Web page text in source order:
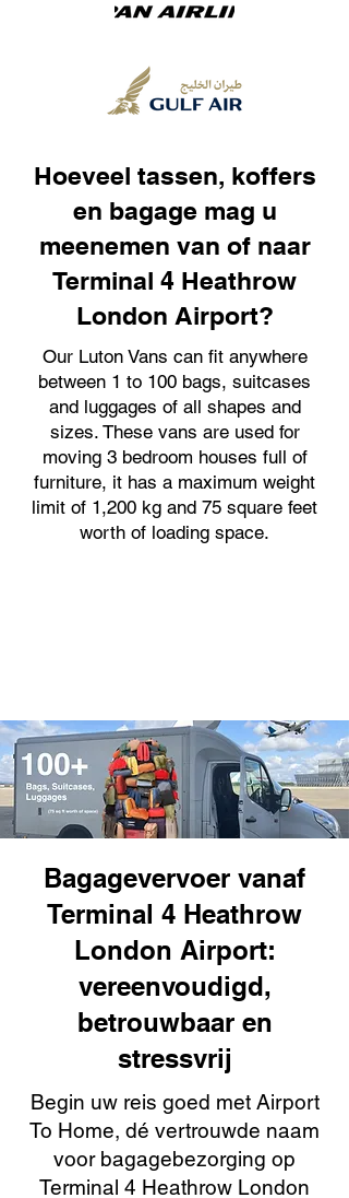
Hoeveel tassen, koffers
en bagage mag u
meenemen van of naar
Terminal 4 Heathrow
London Airport?
Our Luton Vans can fit anywhere
between 1 to 100 bags, suitcases
and luggages of all shapes and
sizes. These vans are used for
moving 3 bedroom houses full of
furniture, it has a maximum weight
limit of 1,200 kg and 75 square feet
worth of loading space.
Bagagevervoer vanaf
Terminal 4 Heathrow
London Airport:
vereenvoudigd,
betrouwbaar en
stressvrij
Begin uw reis goed met Airport
To Home, dé vertrouwde naam
voor bagagebezorging op
Terminal 4 Heathrow London